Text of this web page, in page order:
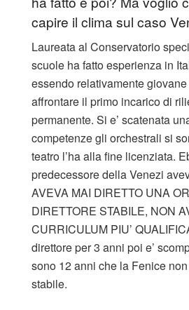
capire il clima sul caso
Laureata al Conservatorio
scuole ha fatto esperienza in
essendo relativamente
affrontare il primo incarico di
permanente. Si e’ scatenata
competenze gli orchestrali si
teatro l’ha alla fine licenziata.
predecessore della Venezi
AVEVA MAI DIRETTO UNA
DIRETTORE STABILE, NON
CURRICULUM PIU’
direttore per 3 anni poi e’
sono 12 anni che la Fenice
stabile.